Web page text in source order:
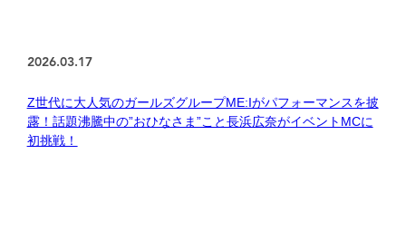
2026.03.17
Z世代に大人気のガールズグループME:Iがパフォーマンスを披
露！話題沸騰中の”おひなさま”こと長浜広奈がイベントMCに
初挑戦！